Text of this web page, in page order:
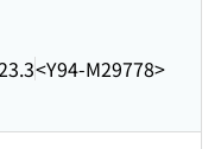
<Y94-M29778>